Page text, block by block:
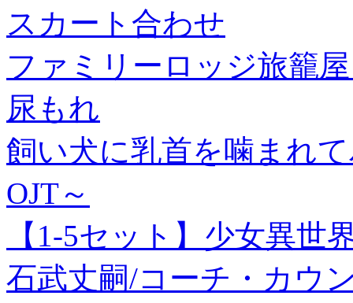
スカート合わせ
ファミリーロッジ旅籠
尿もれ
飼い犬に乳首を噛まれ
OJT～
【1-5セット】少女異世
石武丈嗣/コーチ・カウ